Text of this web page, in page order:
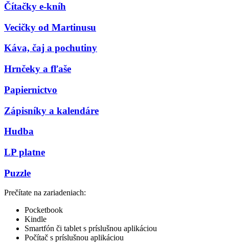
Čítačky e-kníh
Vecičky od Martinusu
Káva, čaj a pochutiny
Hrnčeky a fľaše
Papiernictvo
Zápisníky a kalendáre
Hudba
LP platne
Puzzle
Prečítate na zariadeniach:
Pocketbook
Kindle
Smartfón či tablet s príslušnou aplikáciou
Počítač s príslušnou aplikáciou